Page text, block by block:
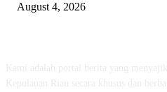
August 4, 2026